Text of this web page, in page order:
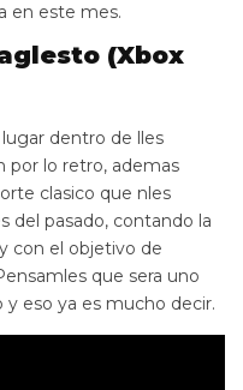
en este mes.
(Xbox
dentro de lles
por lo retro, ademas
clasico que nles
del pasado, contando la
con el objetivo de
que sera uno
eso ya es mucho decir.